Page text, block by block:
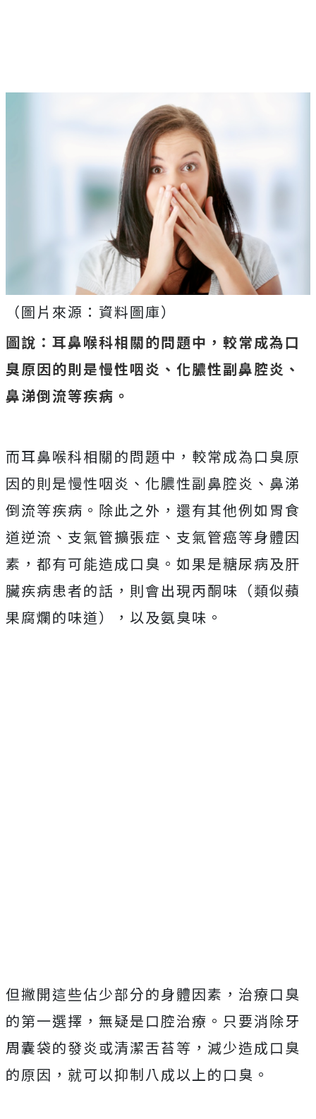
（圖片來源：資料圖庫）
圖說：耳鼻喉科相關的問題中，較常成為口
臭原因的則是慢性咽炎、化膿性副鼻腔炎、
鼻涕倒流等疾病。
而耳鼻喉科相關的問題中，較常成為口臭原
因的則是慢性咽炎、化膿性副鼻腔炎、鼻涕
倒流等疾病。除此之外，還有其他例如胃食
道逆流、支氣管擴張症、支氣管癌等身體因
素，都有可能造成口臭。如果是糖尿病及肝
臟疾病患者的話，則會出現丙酮味（類似蘋
果腐爛的味道），以及氨臭味。
但撇開這些佔少部分的身體因素，治療口臭
的第一選擇，無疑是口腔治療。只要消除牙
周囊袋的發炎或清潔舌苔等，減少造成口臭
的原因，就可以抑制八成以上的口臭。